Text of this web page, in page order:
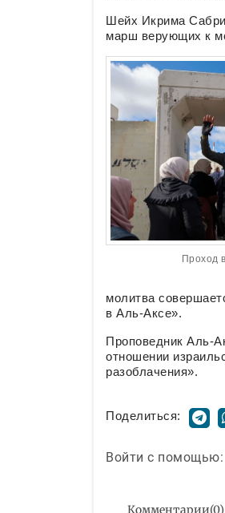
Шейх Икрима
марш верующих к
Проход
молитва
в Аль-Аксе».
Проповедник Аль-
отношении
разоблачения».
Поделиться:
Войти с помощью:
Комментарии(0)